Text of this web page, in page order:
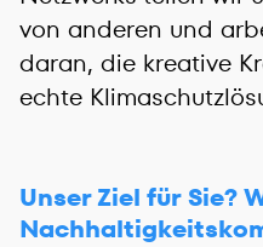
von anderen und
daran, die kreative
echte
Unser Ziel für Sie?